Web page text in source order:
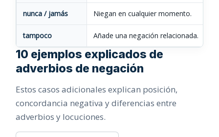
nunca / jamás Niegan en cualquier momento.
tampoco Añade una negación relacionada.
10 ejemplos explicados de
adverbios de negación
Estos casos adicionales explican posición,
concordancia negativa y diferencias entre
adverbios y locuciones.